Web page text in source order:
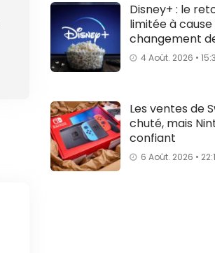
Disney+ : le
limitée à cause
changement
4 Août. 2026 •
Les ventes de
chuté, mais
confiant
6 Août. 2026 •